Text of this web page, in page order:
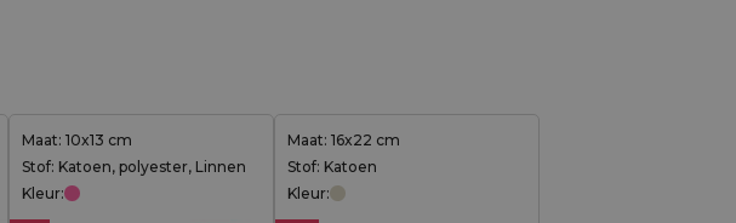
Maat: 10x13 cm
Stof: Katoen, polyester, Linnen
Kleur:
Maat: 16x22 cm
Stof: Katoen
Kleur: